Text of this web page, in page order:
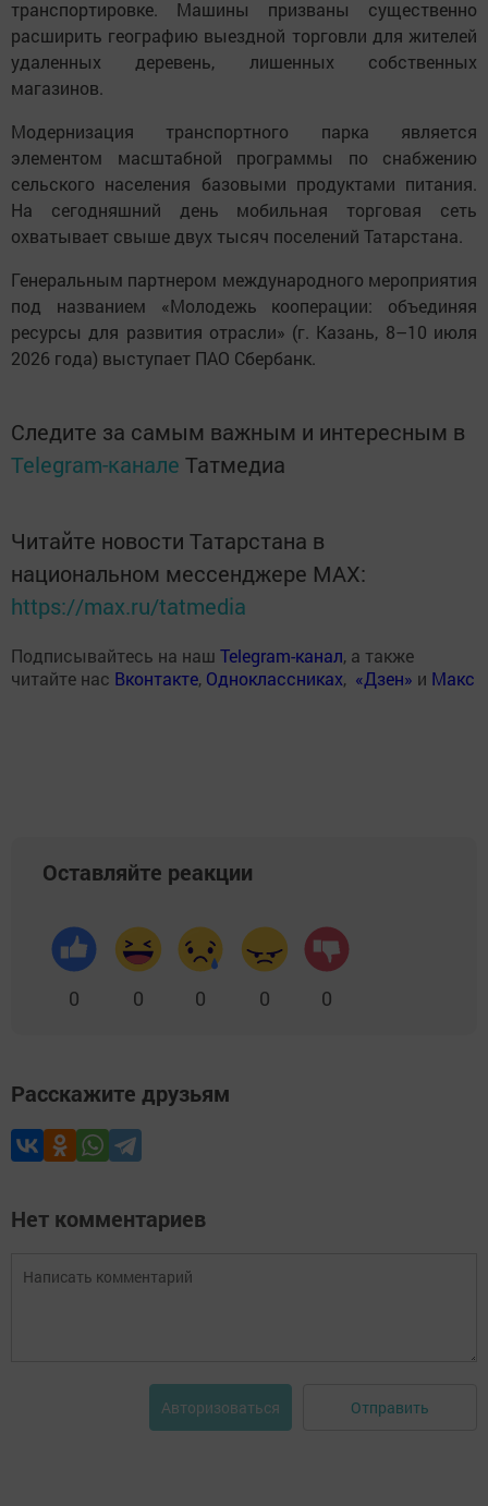
транспортировке. Машины призваны существенно
расширить географию выездной торговли для жителей
удаленных деревень, лишенных собственных
магазинов.
Модернизация транспортного парка является
элементом масштабной программы по снабжению
сельского населения базовыми продуктами питания.
На сегодняшний день мобильная торговая сеть
охватывает свыше двух тысяч поселений Татарстана.
Генеральным партнером международного мероприятия
под названием «Молодежь кооперации: объединяя
ресурсы для развития отрасли» (г. Казань, 8–10 июля
2026 года) выступает ПАО Сбербанк.
Следите за самым важным и интересным в
Telegram-канале Татмедиа
Читайте новости Татарстана в
национальном мессенджере MАХ:
https://max.ru/tatmedia
Подписывайтесь на наш Telegram-канал, а также
читайте нас Вконтакте, Одноклассниках, «Дзен» и Макс
Оставляйте реакции
0 0 0 0 0
Расскажите друзьям
Нет комментариев
Авторизоваться Отправить